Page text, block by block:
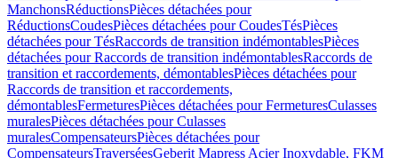
ManchonsRéductionsPièces détachées pour
RéductionsCoudesPièces détachées pour CoudesTésPièces
détachées pour TésRaccords de transition indémontablesPièces
détachées pour Raccords de transition indémontablesRaccords de
transition et raccordements, démontablesPièces détachées pour
Raccords de transition et raccordements,
démontablesFermeturesPièces détachées pour FermeturesCulasses
muralesPièces détachées pour Culasses
muralesCompensateursPièces détachées pour
CompensateursTraverséesGeberit Mapress Acier Inoxydable, FKM